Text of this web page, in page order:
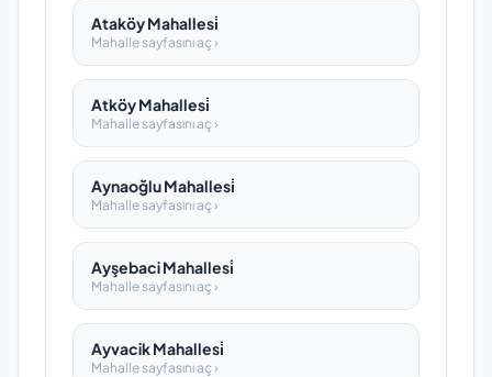
Ataköy Mahallesi̇
Mahalle sayfasını aç ›
Atköy Mahallesi̇
Mahalle sayfasını aç ›
Aynaoğlu Mahallesi̇
Mahalle sayfasını aç ›
Ayşebaci Mahallesi̇
Mahalle sayfasını aç ›
Ayvacik Mahallesi̇
Mahalle sayfasını aç ›